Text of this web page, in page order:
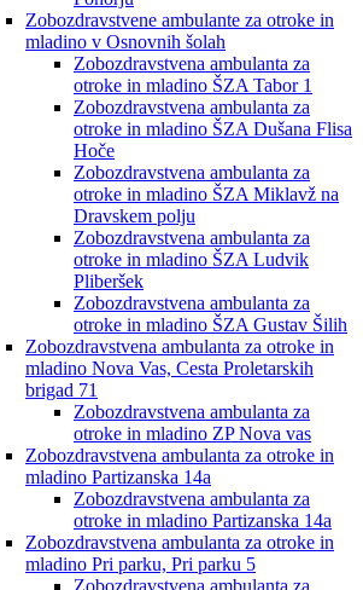
Zobozdravstvene ambulante za otroke in
mladino v Osnovnih šolah
Zobozdravstvena ambulanta za
otroke in mladino ŠZA Tabor 1
Zobozdravstvena ambulanta za
otroke in mladino ŠZA Dušana Flisa
Hoče
Zobozdravstvena ambulanta za
otroke in mladino ŠZA Miklavž na
Dravskem polju
Zobozdravstvena ambulanta za
otroke in mladino ŠZA Ludvik
Pliberšek
Zobozdravstvena ambulanta za
otroke in mladino ŠZA Gustav Šilih
Zobozdravstvena ambulanta za otroke in
mladino Nova Vas, Cesta Proletarskih
brigad 71
Zobozdravstvena ambulanta za
otroke in mladino ZP Nova vas
Zobozdravstvena ambulanta za otroke in
mladino Partizanska 14a
Zobozdravstvena ambulanta za
otroke in mladino Partizanska 14a
Zobozdravstvena ambulanta za otroke in
mladino Pri parku, Pri parku 5
Zobozdravstvena ambulanta za